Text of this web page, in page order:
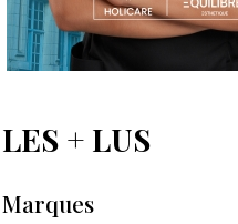
LES + LUS
Marques